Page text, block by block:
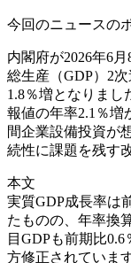
今回のニュースの
内閣府が2026年6
総生産（GDP）2
1.8％増となりまし
報値の年率2.1％増
間企業設備投資が
続性に課題を残す
本文
実質GDP成長率は
たものの、年率換
目GDPも前期比
方修正されています